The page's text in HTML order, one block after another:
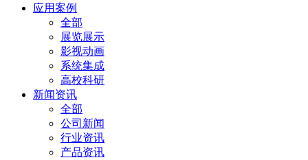
应用案例
全部
展览展示
影视动画
系统集成
高校科研
新闻资讯
全部
公司新闻
行业资讯
产品资讯